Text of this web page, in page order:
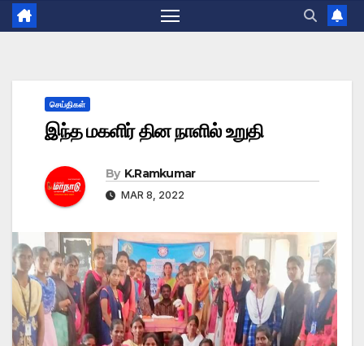
செய்திகள்
இந்த மகளிர் தின நாளில் உறுதி
By K.Ramkumar
MAR 8, 2022